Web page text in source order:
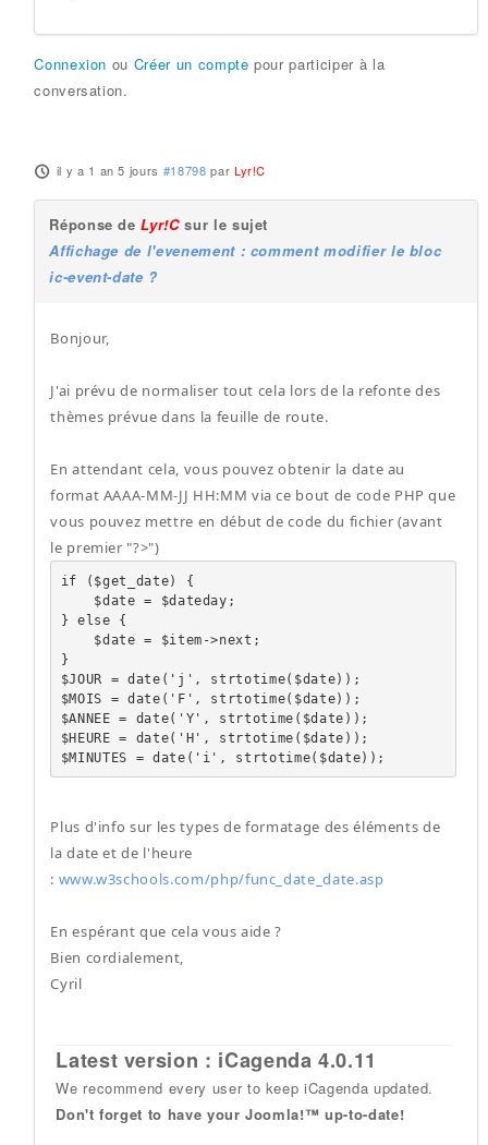
Connexion ou Créer un compte pour participer à la
conversation.
il y a 1 an 5 jours #18798 par Lyr!C
Réponse deLyr!Csur le sujet
Affichage de l'evenement : comment modifier le bloc
ic-event-date ?
Bonjour,
J'ai prévu de normaliser tout cela lors de la refonte des
thèmes prévue dans la feuille de route.
En attendant cela, vous pouvez obtenir la date au
format AAAA-MM-JJ HH:MM via ce bout de code PHP que
vous pouvez mettre en début de code du fichier (avant
le premier "?>")
if ($get_date) {
$date = $dateday;
} else {
$date = $item->next;
}
$JOUR = date('j', strtotime($date));
$MOIS = date('F', strtotime($date));
$ANNEE = date('Y', strtotime($date));
$HEURE = date('H', strtotime($date));
$MINUTES = date('i', strtotime($date));
Plus d'info sur les types de formatage des éléments de
la date et de l'heure
: www.w3schools.com/php/func_date_date.asp
En espérant que cela vous aide ?
Bien cordialement,
Cyril
Latest version : iCagenda 4.0.11
We recommend every user to keep iCagenda updated.
Don't forget to have your Joomla!™ up-to-date!